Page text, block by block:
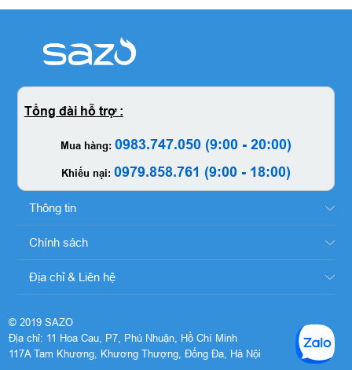
Tổng đài hỗ trợ :
Mua hàng: 0983.747.050 (9:00 - 20:00)
Khiếu nại: 0979.858.761 (9:00 - 18:00)
Thông tin
Chính sách
Địa chỉ & Liên hệ
© 2019 SAZO
Địa chỉ: 11 Hoa Cau, P7, Phú Nhuận, Hồ Chí Minh
117A Tam Khương, Khương Thượng, Đống Đa, Hà Nội